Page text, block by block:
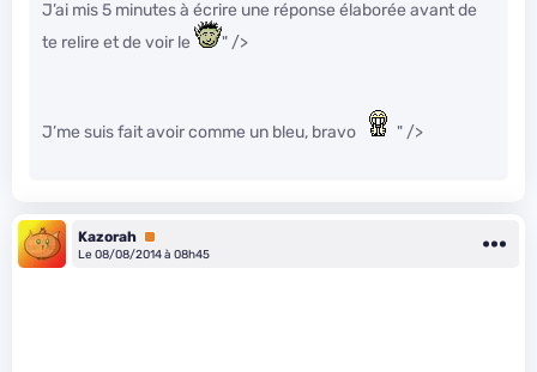
J’ai mis 5 minutes à écrire une réponse élaborée avant de
te relire et de voir le
" />
J’me suis fait avoir comme un bleu, bravo " />
Kazorah Premium
Le 08/08/2014 à 08h45